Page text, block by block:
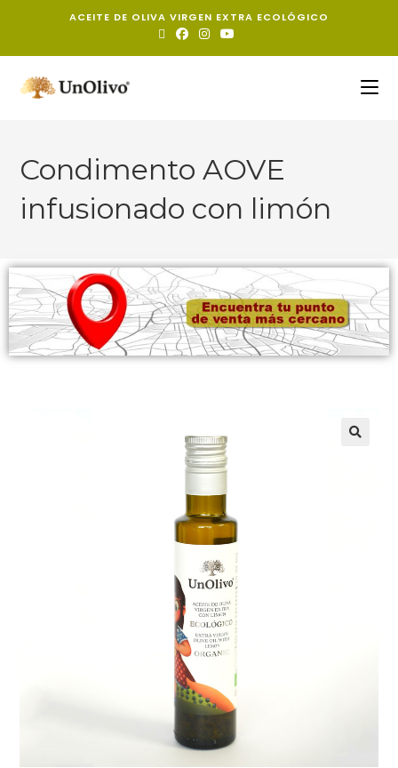
ACEITE DE OLIVA VIRGEN EXTRA ECOLÓGICO
Condimento AOVE
infusionado con limón